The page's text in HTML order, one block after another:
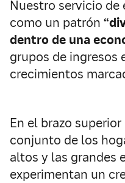
Nuestro servicio
como un patrón
dentro de una
grupos de ingresos
crecimientos
En el brazo superior
conjunto de los
altos y las grandes
experimentan un